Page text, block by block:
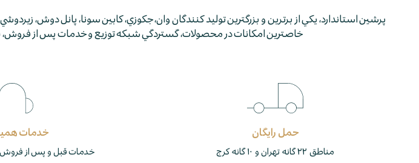
پرشين استاندارد، يكي از برترين و بزرگترين توليد كنندگان وان، جكوزي، كابين سونا، پانل دوش،
خاصترين امكانات در محصولات، گستردگي شبكه توزيع و خدمات پس از فروش،
حمل رایگان
مناطق ۲۲ گانه تهران و ۱۰ گانه کرج
خدمات
خدمات قبل و پس از فروش ،